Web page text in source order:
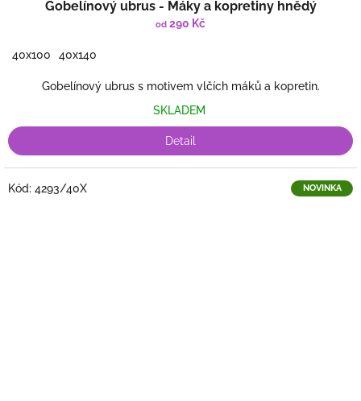
Gobelínový ubrus - Máky a kopretiny hnědý
od 290 Kč
40x100 40x140
Gobelínový ubrus s motivem vlčích máků a kopretin.
SKLADEM
Detail
NOVINKA
Kód: 4293/40X